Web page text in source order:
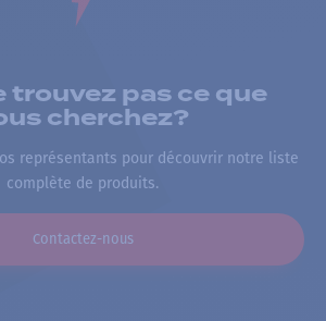
trouvez pas ce que
cherchez?
représentants pour découvrir notre liste
complète de produits.
Contactez-nous